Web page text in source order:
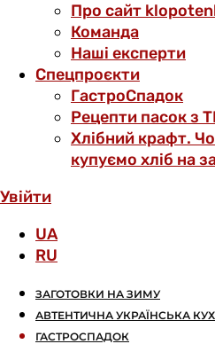
Про сайт
Команда
Наші експерти
Спецпроєкти
ГастроСпадок
Рецепти пасок з
Хлібний крафт.
купуємо хліб на
Увійти
UA
RU
ЗАГОТОВКИ НА ЗИМУ
АВТЕНТИЧНА УКРАЇНСЬКА
ГАСТРОСПАДОК